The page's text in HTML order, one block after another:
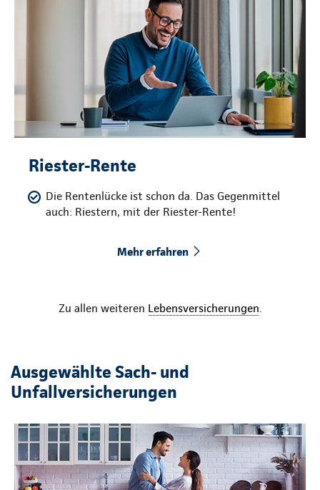
Riester-Rente
Die Rentenlücke ist schon da. Das Gegenmittel
auch: Riestern, mit der Riester-Rente!
Mehr erfahren
Zu allen weiteren Lebensversicherungen.
Ausgewählte Sach- und
Unfallversicherungen